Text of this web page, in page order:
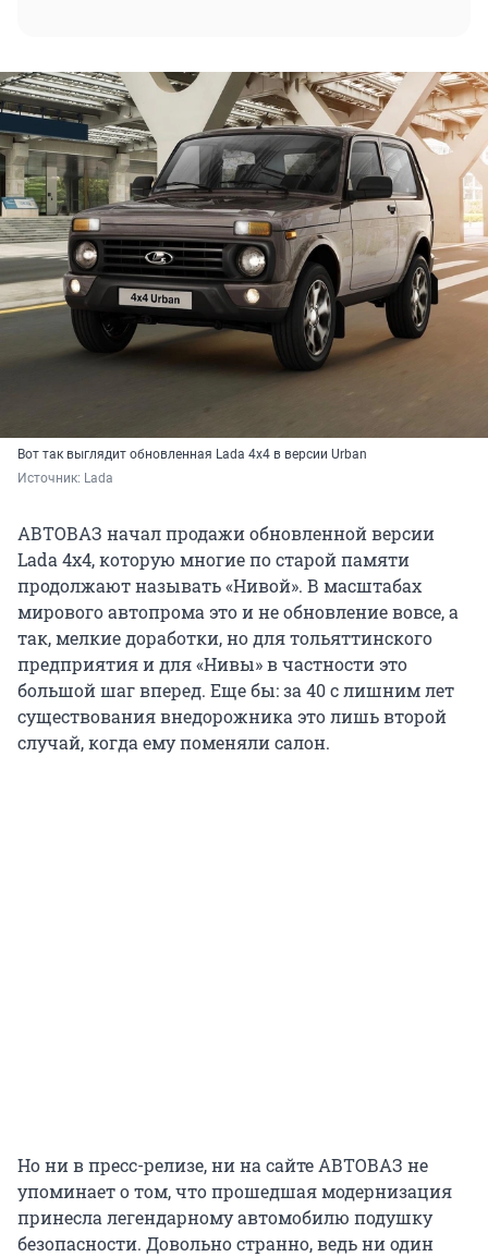
Вот так выглядит обновленная Lada 4х4 в версии Urban
Источник: Lada
АВТОВАЗ начал продажи обновленной версии
Lada 4x4, которую многие по старой памяти
продолжают называть «Нивой». В масштабах
мирового автопрома это и не обновление вовсе, а
так, мелкие доработки, но для тольяттинского
предприятия и для «Нивы» в частности это
большой шаг вперед. Еще бы: за 40 с лишним лет
существования внедорожника это лишь второй
случай, когда ему поменяли салон.
Но ни в пресс-релизе, ни на сайте АВТОВАЗ не
упоминает о том, что прошедшая модернизация
принесла легендарному автомобилю подушку
безопасности. Довольно странно, ведь ни один